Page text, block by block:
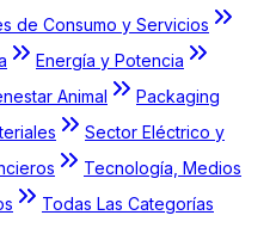
de Consumo y Servicios
Energía y Potencia
Animal
Packaging
Sector Eléctrico y
Tecnología, Medios
Todas Las Categorías